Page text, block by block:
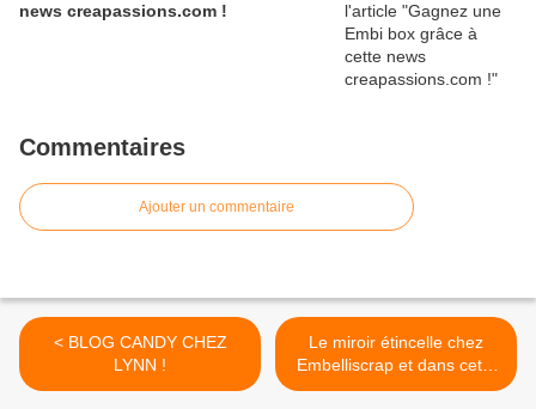
news creapassions.com !
Commentaires
Ajouter un commentaire
< BLOG CANDY CHEZ
LYNN !
Le miroir étincelle chez
Embelliscrap et dans cette
Scrapastuce ! >